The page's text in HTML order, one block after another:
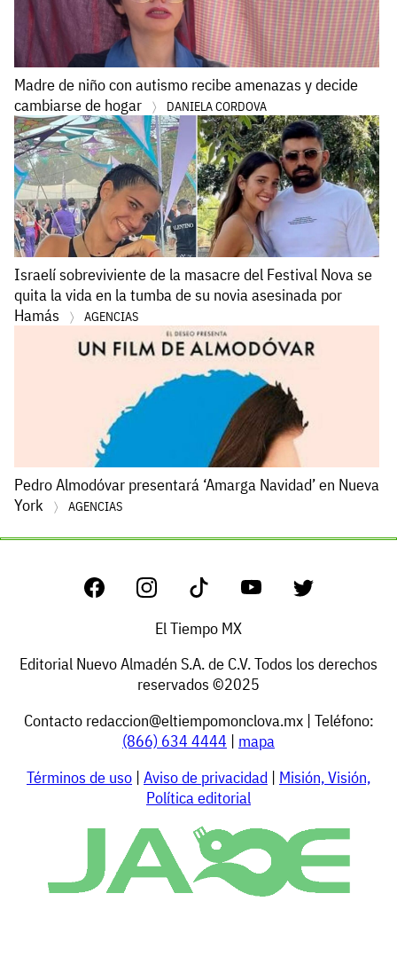
Madre de niño con autismo recibe amenazas y decide
cambiarse de hogar
DANIELA CORDOVA
Israelí sobreviviente de la masacre del Festival Nova se
quita la vida en la tumba de su novia asesinada por
Hamás
AGENCIAS
Pedro Almodóvar presentará ‘Amarga Navidad’ en Nueva
York
AGENCIAS
El Tiempo MX
Editorial Nuevo Almadén S.A. de C.V. Todos los derechos
reservados ©2025
Contacto redaccion@eltiempomonclova.mx| Teléfono:
(866) 634 4444 | mapa
Términos de uso | Aviso de privacidad | Misión, Visión,
Política editorial